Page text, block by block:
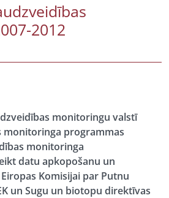
2012
monitoringu valstī
monitoringa programmas
monitoringa
datu apkopošanu un
Komisijai par Putnu
un Sugu un biotopu direktīvas